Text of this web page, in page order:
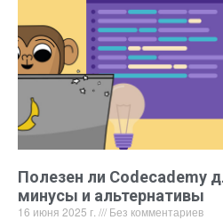
Полезен ли Codecademy
минусы и альтернативы
16 июня 2025 г. Без комментариев